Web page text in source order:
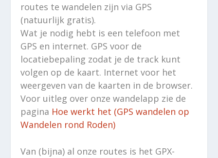
routes te wandelen zijn via GPS
(natuurlijk gratis).
Wat je nodig hebt is een telefoon met
GPS en internet. GPS voor de
locatiebepaling zodat je de track kunt
volgen op de kaart. Internet voor het
weergeven van de kaarten in de browser.
Voor uitleg over onze wandelapp zie de
pagina Hoe werkt het (GPS wandelen op
Wandelen rond Roden)
Van (bijna) al onze routes is het GPX-